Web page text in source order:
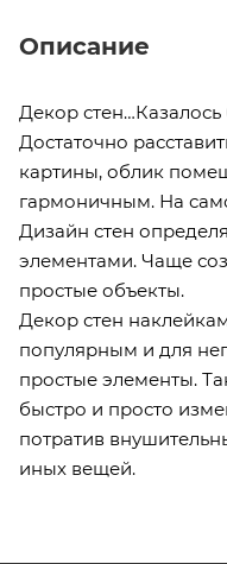
Описание
Декор
Достаточно
картины, облик
гармоничным. На
Дизайн стен
элементами. Чаще
простые объекты.
Декор стен
популярным и для
простые элементы.
быстро и просто
потратив
иных вещей.